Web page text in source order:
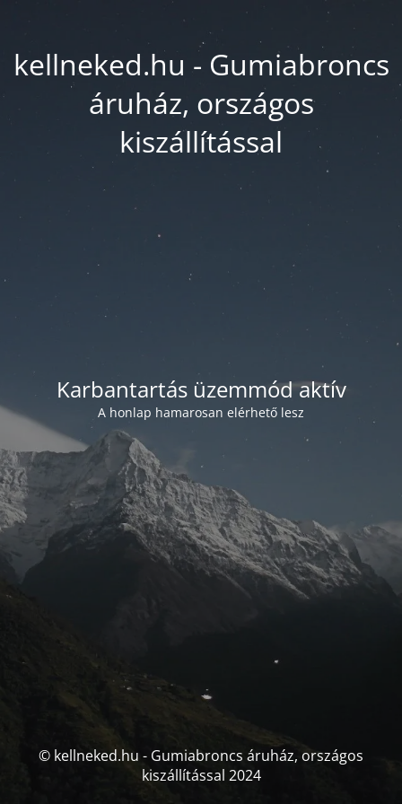
kellneked.hu - Gumiabroncs
áruház, országos
kiszállítással
Karbantartás üzemmód aktív
A honlap hamarosan elérhető lesz
© kellneked.hu - Gumiabroncs áruház, országos
kiszállítással 2024